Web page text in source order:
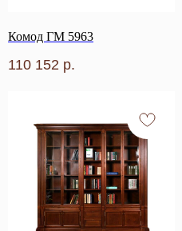
Комод ГМ 5963
110 152 р.